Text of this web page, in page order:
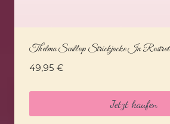
Thelma Scallop Strickjacke In Rostrot
49,95 €
Jetzt kaufen